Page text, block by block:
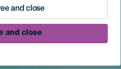
and close
and close